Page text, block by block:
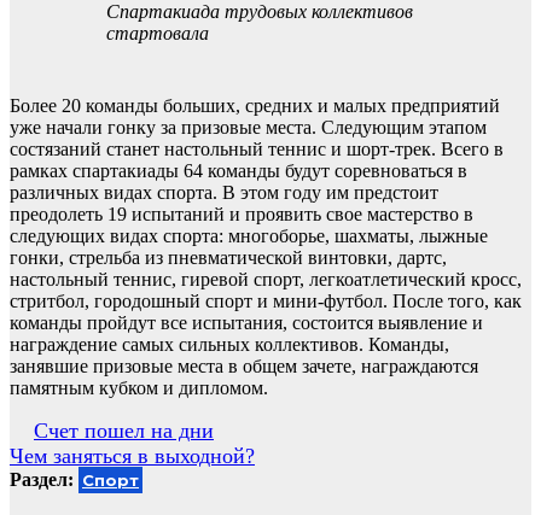
Спартакиада трудовых коллективов
стартовала
Более 20 команды больших, средних и малых предприятий
уже начали гонку за призовые места. Следующим этапом
состязаний станет настольный теннис и шорт-трек. Всего в
рамках спартакиады 64 команды будут соревноваться в
различных видах спорта. В этом году им предстоит
преодолеть 19 испытаний и проявить свое мастерство в
следующих видах спорта: многоборье, шахматы, лыжные
гонки, стрельба из пневматической винтовки, дартс,
настольный теннис, гиревой спорт, легкоатлетический кросс,
стритбол, городошный спорт и мини-футбол. После того, как
команды пройдут все испытания, состоится выявление и
награждение самых сильных коллективов. Команды,
занявшие призовые места в общем зачете, награждаются
памятным кубком и дипломом.
Навигация
по
записям
Счет пошел на дни
Чем заняться в выходной?
Раздел: Спорт